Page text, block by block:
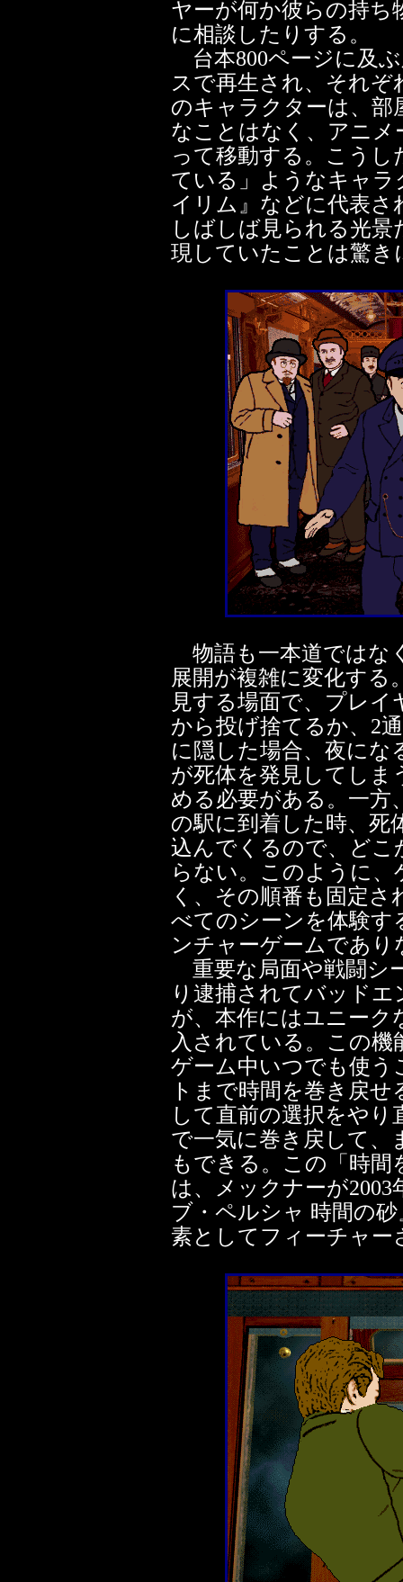
ヤーが何か彼らの持ち
に相談したりする。
台本800ページに及
スで再生され、それ
のキャラクターは、部
なことはなく、アニメ
って移動する。こう
ている」ようなキャ
イリム』などに代表
しばしば見られる光景
現していたことは驚き
物語も一本道ではな
展開が複雑に変化する
見する場面で、プレ
から投げ捨てるか、2
に隠した場合、夜にな
が死体を発見してしま
める必要がある。一方
の駅に到着した時、死
込んでくるので、どこ
らない。このように
く、その順番も固定
べてのシーンを体験す
ンチャーゲームであ
重要な局面や戦闘シ
り逮捕されてバッド
が、本作にはユニーク
入されている。この
ゲーム中いつでも使う
トまで時間を巻き戻
して直前の選択をや
で一気に巻き戻して、
もできる。この「時
は、メックナーが
ブ・ペルシャ 時間の
素としてフィーチャー